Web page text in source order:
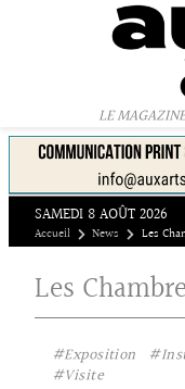
LE
SAMEDI 8 AOÛT 2026
Accueil News Les
Les
#Exposition
#Visite
Panneau de gestion des